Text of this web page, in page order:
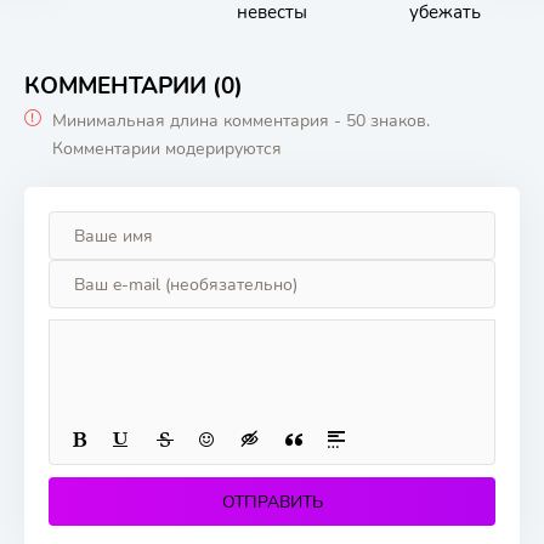
невесты
убежать
КОММЕНТАРИИ (0)
Минимальная длина комментария - 50 знаков.
Комментарии модерируются
ОТПРАВИТЬ